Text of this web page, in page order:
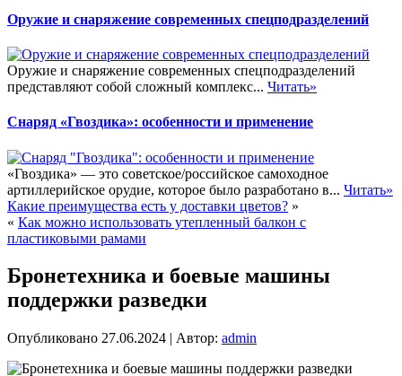
Оружие и снаряжение современных спецподразделений
Оружие и снаряжение современных спецподразделений
представляют собой сложный комплекс... Читать»
Снаряд «Гвоздика»: особенности и применение
«Гвоздика» — это советское/российское самоходное
артиллерийское орудие, которое было разработано в... Читать»
Какие преимущества есть у доставки цветов? »
« Как можно использовать утепленный балкон с
пластиковыми рамами
Бронетехника и боевые машины
поддержки разведки
Опубликовано 27.06.2024 | Автор: admin